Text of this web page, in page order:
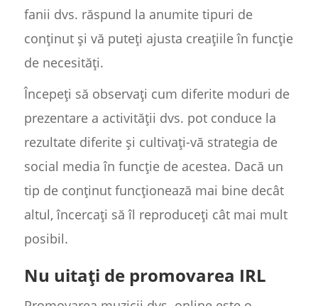
fanii dvs. răspund la anumite tipuri de
conținut și vă puteți ajusta creațiile în funcție
de necesități.
Începeți să observați cum diferite moduri de
prezentare a activității dvs. pot conduce la
rezultate diferite și cultivați-vă strategia de
social media în funcție de acestea. Dacă un
tip de conținut funcționează mai bine decât
altul, încercați să îl reproduceți cât mai mult
posibil.
Nu uitați de promovarea IRL